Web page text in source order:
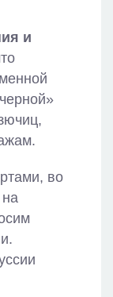
и
во